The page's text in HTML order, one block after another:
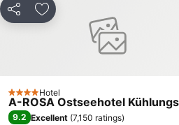
Share Add to favorites
4 StarsHotel
A-ROSA Ostseehotel
9.2 Excellent (7,150 ratings)